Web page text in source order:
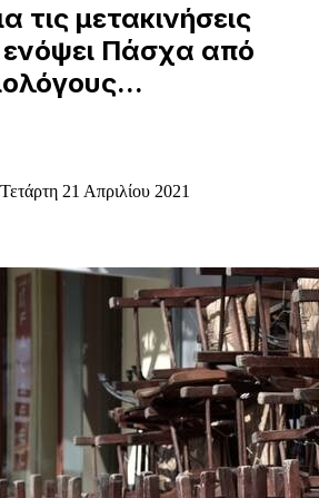
τις μετακινήσεις
Πάσχα από
21 Απριλίου 2021